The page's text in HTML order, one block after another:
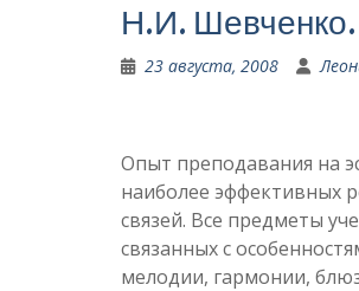
Н.И.
23 августа, 2008
Опыт преподавания на
наиболее эффективных
связей. Все предметы
связанных с
мелодии, гармонии,